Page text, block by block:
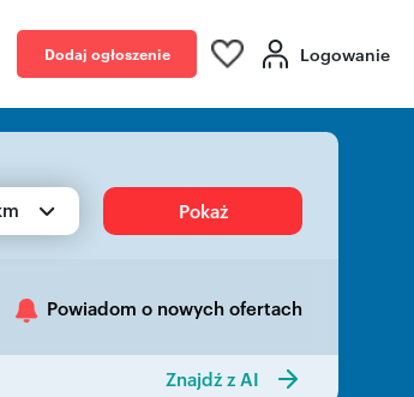
Dodaj ogłoszenie Logowanie
Pokaż
Powiadom o nowych ofertach
Znajdź z AI